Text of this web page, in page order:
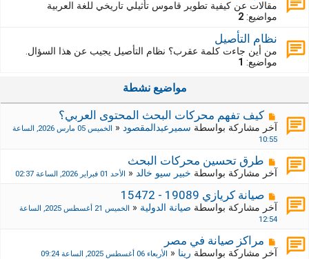
مقالات عن كيفية تطوير قاموس تأثيلي تاريخي للغة العربية
مواضيع: 2
نظام التأصيل
من أين جاءت كلمة عقرب؟ نظام التأصيل يجيب عن هذا السؤال.
مواضيع: 1
مواضيع نشطة
كيف تفهم محركات البحث المحتوى العربي؟
آخر مشاركة بواسطة سميرعبدالمقصود «
الخميس 05 مارس 2026, الساعة
10:55
طرق تحسين محركات البحث
آخر مشاركة بواسطة خبير سيو خالد « الأحد 01 فبراير 2026, الساعة 02:37
صيانة كريازي 19089 - 15472
آخر مشاركة بواسطة صيانة الدولية «
الخميس 21 أغسطس 2025, الساعة
12:54
مراكز صيانة في مصر
آخر مشاركة بواسطة رينا « الأربعاء 06 أغسطس 2025, الساعة 09:24